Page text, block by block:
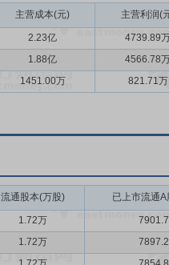
主营成本(元) 主营利润(
2.23亿
4739.89
1.88亿
4566.78
1451.00万 821.71万
流通股本(万股) 已上市流通A
1.72万
1.72万